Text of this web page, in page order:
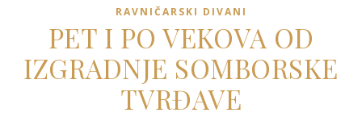
RAVNIČARSKI DIVANI
PET I PO VEKOVA OD
IZGRADNJE SOMBORSKE
TVRĐAVE